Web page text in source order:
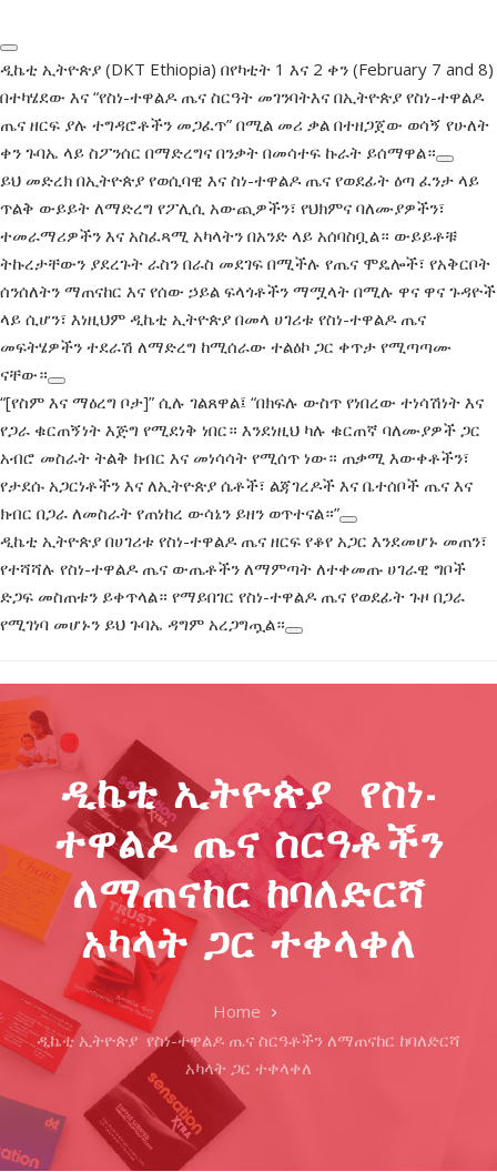
links
to
primary
navigation
Skip
to
content
ዲኬቲ ኢትዮጵያ (DKT Ethiopia) በየካቲት 1 እና 2 ቀን (February 7 and 8)
በተካሄደው እና “የስነ-ተዋልዶ ጤና ስርዓት መገንባትእና በኢትዮጵያ የስነ-ተዋልዶ
ጤና ዘርፍ ያሉ ተግዳሮቶችን መጋፈጥ” በሚል መሪ ቃል በተዘጋጀው ወሳኝ የሁለት
ቀን ጉባኤ ላይ ስፖንሰር በማድረግና በንቃት በመሳተፍ ኩራት ይሰማዋል።
ይህ መድረክ በኢትዮጵያ የወሲባዊ እና ስነ-ተዋልዶ ጤና የወደፊት ዕጣ ፈንታ ላይ
ጥልቅ ውይይት ለማድረግ የፖሊሲ አውጪዎችን፣ የህክምና ባለሙያዎችን፣
ተመራማሪዎችን እና አስፈጻሚ አካላትን በአንድ ላይ አሰባስቧል። ውይይቶቹ
ትኩረታቸውን ያደረጉት ራስን በራስ መደገፍ በሚችሉ የጤና ሞዴሎች፣ የአቅርቦት
ሰንሰለትን ማጠናከር እና የሰው ኃይል ፍላጎቶችን ማሟላት በሚሉ ዋና ዋና ጉዳዮች
ላይ ሲሆን፣ እነዚህም ዲኬቲ ኢትዮጵያ በመላ ሀገሪቱ የስነ-ተዋልዶ ጤና
መፍትሄዎችን ተደራሽ ለማድረግ ከሚሰራው ተልዕኮ ጋር ቀጥታ የሚጣጣሙ
ናቸው።
“[የስም እና ማዕረግ ቦታ]” ሲሉ ገልጸዋል፤ “በክፍሉ ውስጥ የነበረው ተነሳሽነት እና
የጋራ ቁርጠኝነት እጅግ የሚደነቅ ነበር። እንደነዚህ ካሉ ቁርጠኛ ባለሙያዎች ጋር
አብሮ መስራት ትልቅ ክብር እና መነሳሳት የሚሰጥ ነው። ጠቃሚ እውቀቶችን፣
የታደሱ አጋርነቶችን እና ለኢትዮጵያ ሴቶች፣ ልጃገረዶች እና ቤተሰቦች ጤና እና
ክብር በጋራ ለመስራት የጠነከረ ውሳኔን ይዘን ወጥተናል።”
ዲኬቲ ኢትዮጵያ በሀገሪቱ የስነ-ተዋልዶ ጤና ዘርፍ የቆየ አጋር እንደመሆኑ መጠን፣
የተሻሻሉ የስነ-ተዋልዶ ጤና ውጤቶችን ለማምጣት ለተቀመጡ ሀገራዊ ግቦች
ድጋፍ መስጠቱን ይቀጥላል። የማይበገር የስነ-ተዋልዶ ጤና የወደፊት ጉዞ በጋራ
የሚገነባ መሆኑን ይህ ጉባኤ ዳግም አረጋግጧል።
ዲኬቲ ኢትዮጵያ የስነ-
ተዋልዶ ጤና ስርዓቶችን
ለማጠናከር ከባለድርሻ
አካላት ጋር ተቀላቀለ
Home
ዲኬቲ ኢትዮጵያ የስነ-ተዋልዶ ጤና ስርዓቶችን ለማጠናከር ከባለድርሻ
አካላት ጋር ተቀላቀለ